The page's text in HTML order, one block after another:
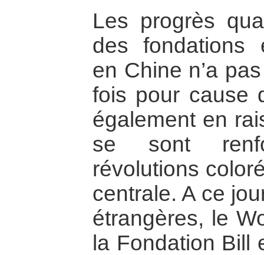
Les progrès
des fondations
en Chine n’a
fois pour cause
également en
se sont
révolutions
centrale. A ce
étrangères, le
la Fondation Bill